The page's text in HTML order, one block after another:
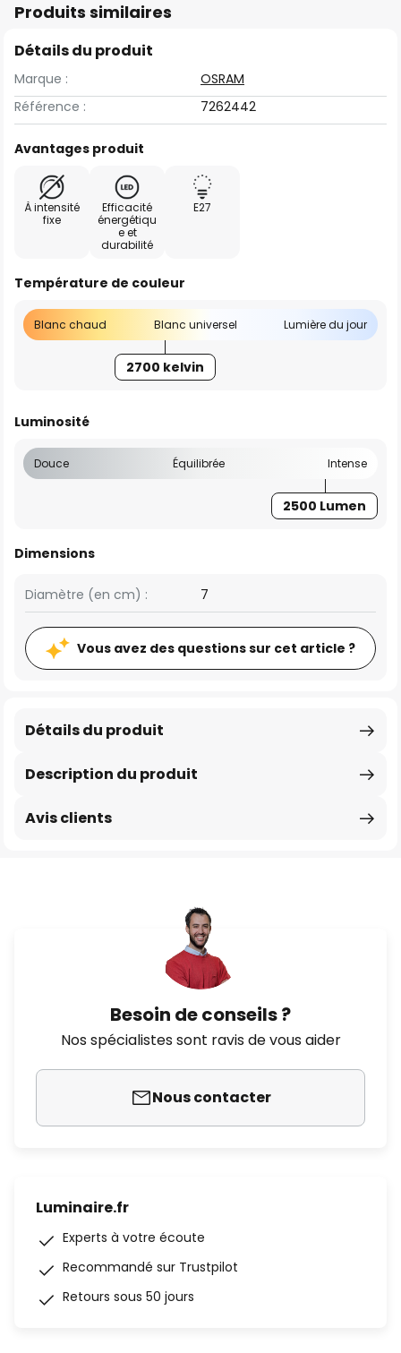
Produits similaires
Détails du produit
Marque :
OSRAM
Référence :
7262442
Avantages produit
À intensité
fixe
Efficacité
énergétiqu
e et
durabilité
E27
Température de couleur
Blanc chaud Blanc universel Lumière du jour
2700 kelvin
Luminosité
Douce Équilibrée Intense
2500 Lumen
Dimensions
Diamètre (en cm) : 7
Vous avez des questions sur cet article ?
Description du produit
Détails du produit
Avis clients
Besoin de conseils ?
Nos spécialistes sont ravis de vous aider
Nous contacter
Luminaire.fr
Experts à votre écoute
Recommandé sur Trustpilot
Retours sous 50 jours